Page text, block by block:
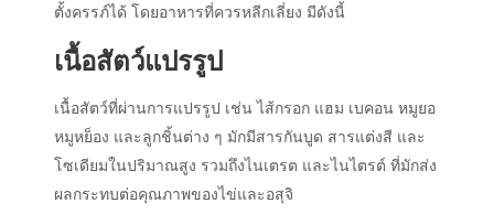
ตั้งครรภ์ได้ โดยอาหารที่ควรหลีกเลี่ยง มีดังนี้
เนื้อสัตว์แปรรูป
เนื้อสัตว์ที่ผ่านการแปรรูป เช่น ไส้กรอก แฮม เบคอน หมูยอ
หมูหย็อง และลูกชิ้นต่าง ๆ มักมีสารกันบูด สารแต่งสี และ
โซเดียมในปริมาณสูง รวมถึงไนเตรต และไนไตรต์ ที่มักส่ง
ผลกระทบต่อคุณภาพของไข่และอสุจิ